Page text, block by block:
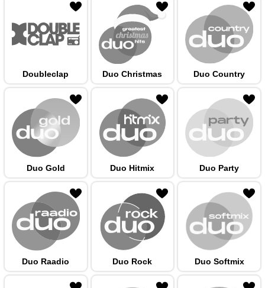
Doubleclap Duo Christmas Duo Country
Duo Gold Duo Hitmix Duo Party
Duo Raadio Duo Rock Duo Softmix